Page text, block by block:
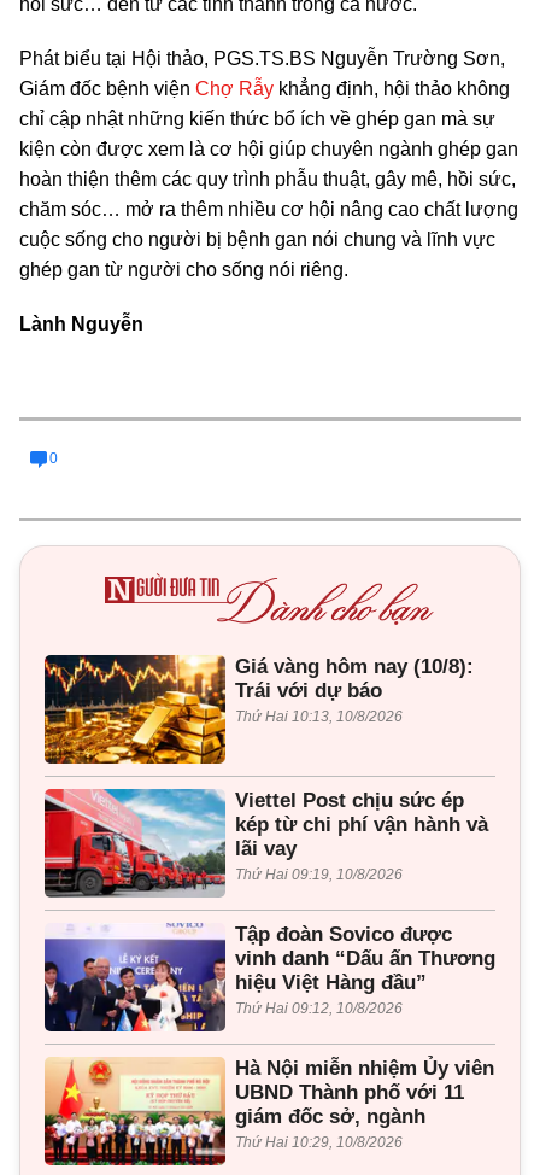
Phát biểu tại Hội thảo, PGS.TS.BS Nguyễn Trường Sơn,
Giám đốc bệnh viện Chợ Rẫy khẳng định, hội thảo không
chỉ cập nhật những kiến thức bổ ích về ghép gan mà sự
kiện còn được xem là cơ hội giúp chuyên ngành ghép gan
hoàn thiện thêm các quy trình phẫu thuật, gây mê, hồi sức,
chăm sóc… mở ra thêm nhiều cơ hội nâng cao chất lượng
cuộc sống cho người bị bệnh gan nói chung và lĩnh vực
ghép gan từ người cho sống nói riêng.
Lành Nguyễn
0
Giá vàng hôm nay (10/8):
Trái với dự báo
Thứ Hai 10:13, 10/8/2026
Viettel Post chịu sức ép
kép từ chi phí vận hành và
lãi vay
Thứ Hai 09:19, 10/8/2026
Tập đoàn Sovico được
vinh danh “Dấu ấn Thương
hiệu Việt Hàng đầu”
Thứ Hai 09:12, 10/8/2026
Hà Nội miễn nhiệm Ủy viên
UBND Thành phố với 11
giám đốc sở, ngành
Thứ Hai 10:29, 10/8/2026